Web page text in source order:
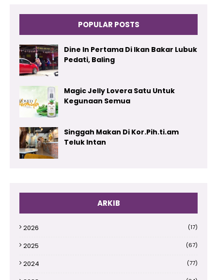
POPULAR POSTS
Dine In Pertama Di Ikan Bakar Lubuk
Pedati, Baling
Magic Jelly Lovera Satu Untuk
Kegunaan Semua
Singgah Makan Di Kor.Pih.ti.am
Teluk Intan
ARKIB
2026 (17)
2025 (67)
2024 (77)